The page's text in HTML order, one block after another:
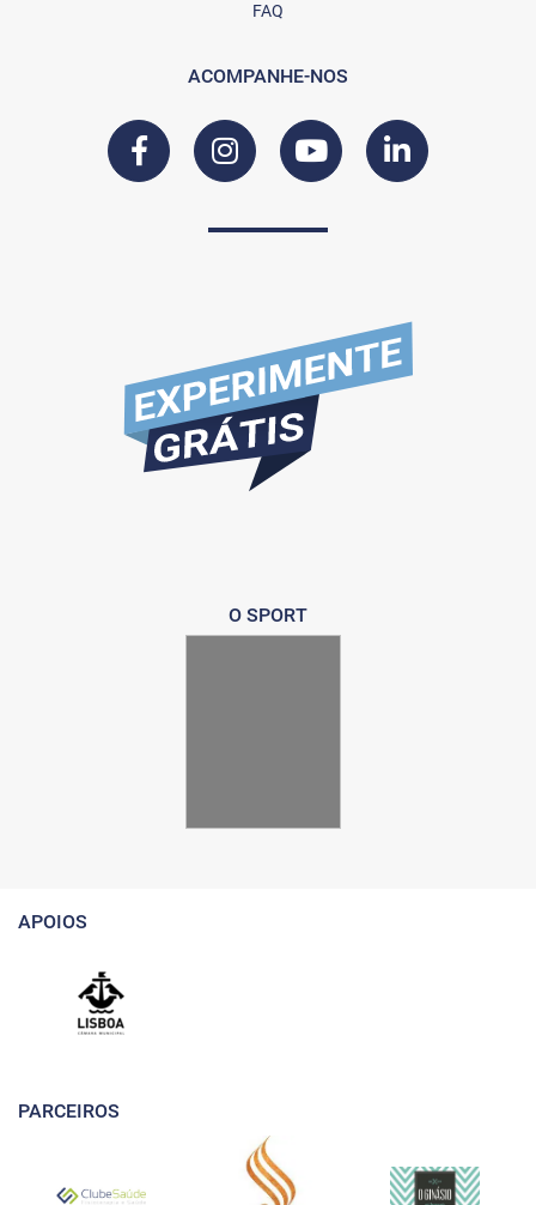
FAQ
ACOMPANHE-NOS
O SPORT
APOIOS
PARCEIROS